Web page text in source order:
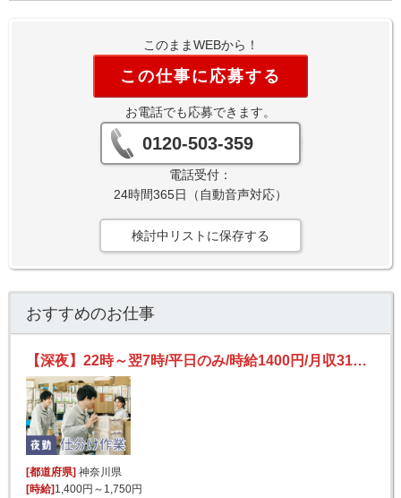
このままWEBから！
この仕事に応募する
お電話でも応募できます。
0120-503-359
電話受付：
24時間365日（自動音声対応）
検討中リストに保存する
おすすめのお仕事
【深夜】22時～翌7時/平日のみ/時給1400円/月収31万も！/未経験OK/モクモク簡単作業♪/倉庫内仕分け
[都道府県] 神奈川県
[時給] 1,400円～1,750円